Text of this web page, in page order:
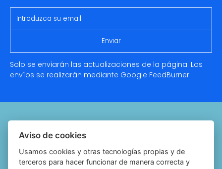
Solo se enviarán las actualizaciones de la página. Los
envíos se realizarán mediante Google FeedBurner
Política de cookies
Aviso de cookies
Usamos cookies y otras tecnologías propias y de
terceros para hacer funcionar de manera correcta y